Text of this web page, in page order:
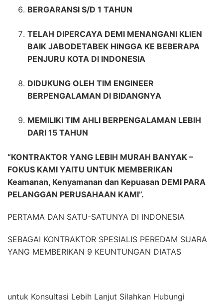
BERGARANSI S/D 1 TAHUN
TELAH DIPERCAYA DEMI MENANGANI KLIEN
BAIK JABODETABEK HINGGA KE BEBERAPA
PENJURU KOTA DI INDONESIA
DIDUKUNG OLEH TIM ENGINEER
BERPENGALAMAN DI BIDANGNYA
MEMILIKI TIM AHLI BERPENGALAMAN LEBIH
DARI 15 TAHUN
“KONTRAKTOR YANG LEBIH MURAH BANYAK –
FOKUS KAMI YAITU UNTUK MEMBERIKAN
Keamanan, Kenyamanan dan Kepuasan DEMI PARA
PELANGGAN PERUSAHAAN KAMI”.
PERTAMA DAN SATU-SATUNYA DI INDONESIA
SEBAGAI KONTRAKTOR SPESIALIS PEREDAM SUARA
YANG MEMBERIKAN 9 KEUNTUNGAN DIATAS
untuk Konsultasi Lebih Lanjut Silahkan Hubungi